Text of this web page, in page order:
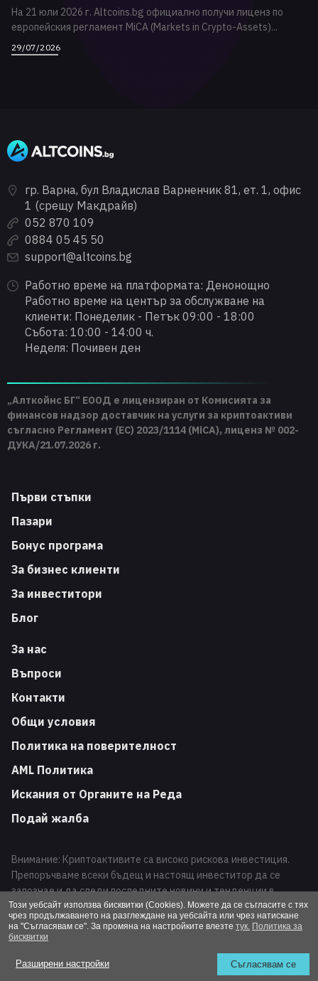
На 21 юли 2026 г. Altcoins.bg официално получи лиценз по
европейския регламент MiCA (Markets in Crypto-Assets)...
29/07/2026
гр. Варна, бул Владислав Варненчик 81, ет. 1, офис
1 (срещу Макдрайв)
052 870 109
0884 05 45 50
support@altcoins.bg
Работно време на платформата: Денонощно
Работно време на център за обслужване на
клиенти: Понеделик - Петък 09:00 - 18:00
Събота: 10:00 - 14:00 ч.
Неделя: Почивен ден
„Алткойнс БГ“ ЕООД е лицензиран от Комисията за
финансов надзор доставчик на услуги за криптоактиви
съгласно Регламент (ЕС) 2023/1114 (MiCA), лиценз № 002-
ДУКА/21.07.2026 г.
Първи стъпки
Пазари
Бонус програма
За бизнес клиенти
За инвеститори
Блог
За нас
Въпроси
Контакти
Общи условия
Политика на поверителност
AML Политика
Искания от Органите на Реда
Подай жалба
Внимание: Криптоактивите са високо рискова инвестиция.
Препоръчваме всеки бъдещ и настоящ инвеститор да се
запознае и да следи последните новини и тенденции в
развитието на този вид финансови инструменти. Търговията
с криптоактиви може да доведе до загуба на Вашата
инвестиция.
Altcoins 2026 / All Rights Reserved
Този уебсайт използва бисквитки (Cookies). Можете да се съгласите с тях
чрез продължаването на разглеждане на уебсайта или чрез натискане
на "Съгласявам се". За промяна на настройките влезте тук. Политика за
бисквитки
Съгласявам се
Разширени настройки